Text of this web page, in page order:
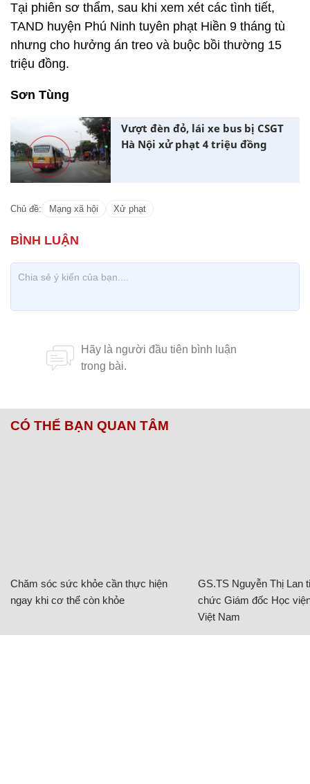
Tại phiên sơ thẩm, sau khi xem xét các tình tiết,
TAND huyện Phú Ninh tuyên phạt Hiền 9 tháng tù
nhưng cho hưởng án treo và buộc bồi thường 15
triệu đồng.
Sơn Tùng
Vượt đèn đỏ, lái xe bus bị CSGT
Hà Nội xử phạt 4 triệu đồng
Chủ đề: Mạng xã hội Xử phạt
CÓ THỂ BẠN QUAN TÂM
Chăm sóc sức khỏe cần thực hiện
ngay khi cơ thể còn khỏe
GS.TS Nguyễn Thị Lan
chức Giám đốc Học
Việt Nam